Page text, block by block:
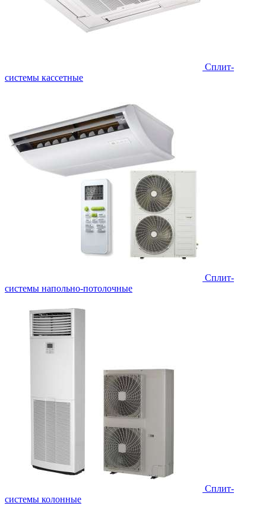
Сплит-
системы кассетные
Сплит-
системы напольно-потолочные
Cплит-
системы колонные